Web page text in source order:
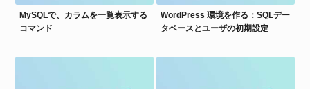
MySQLで、カラムを一覧表示する
コマンド
WordPress 環境を作る：SQLデー
タベースとユーザの初期設定